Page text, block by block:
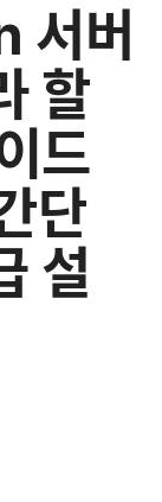
버
할
드
단
설